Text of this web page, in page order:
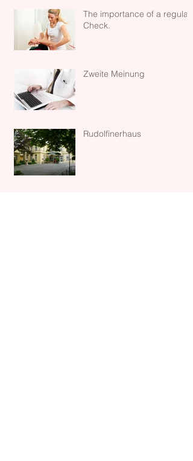
The importance of a regular
Check.
Zweite Meinung
Rudolfinerhaus